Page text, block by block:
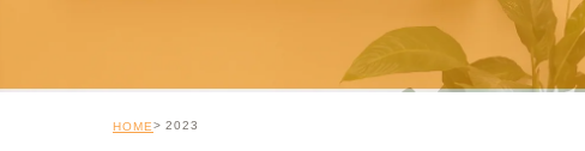
HOME 2023